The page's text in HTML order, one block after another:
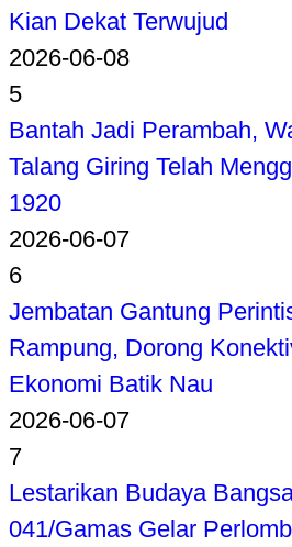
Kian Dekat Terwujud
2026-06-08
5
Bantah Jadi Perambah,
Talang Giring Telah
1920
2026-06-07
6
Jembatan Gantung
Rampung, Dorong
Ekonomi Batik Nau
2026-06-07
7
Lestarikan Budaya
041/Gamas Gelar